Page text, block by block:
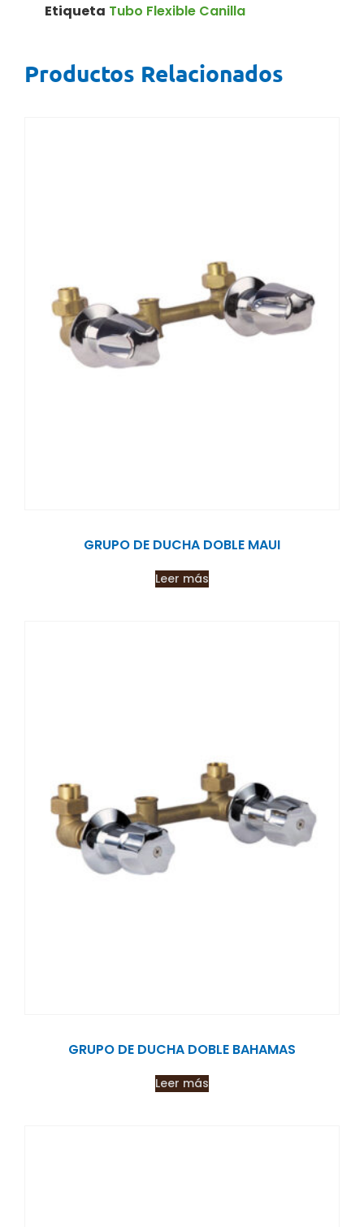
Etiqueta Tubo Flexible Canilla
Productos Relacionados
GRUPO DE DUCHA DOBLE MAUI
Leer más
GRUPO DE DUCHA DOBLE BAHAMAS
Leer más